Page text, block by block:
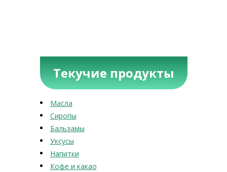
Текучие продукты
Масла
Сиропы
Бальзамы
Уксусы
Напитки
Кофе и какао